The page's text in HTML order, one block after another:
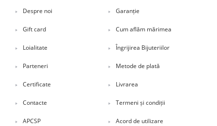
Despre noi
Gift card
Loialitate
Parteneri
Certificate
Contacte
APCSP
Garanție
Cum aflăm mărimea
Îngrijirea Bijuteriilor
Metode de plată
Livrarea
Termeni și condiții
Acord de utilizare